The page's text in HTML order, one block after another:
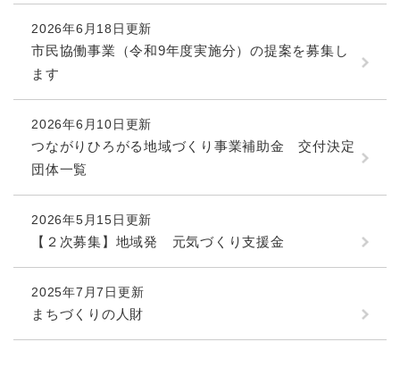
2026年6月18日更新
市民協働事業（令和9年度実施分）の提案を募集し
ます
2026年6月10日更新
つながりひろがる地域づくり事業補助金 交付決定
団体一覧
2026年5月15日更新
【２次募集】地域発 元気づくり支援金
2025年7月7日更新
まちづくりの人財